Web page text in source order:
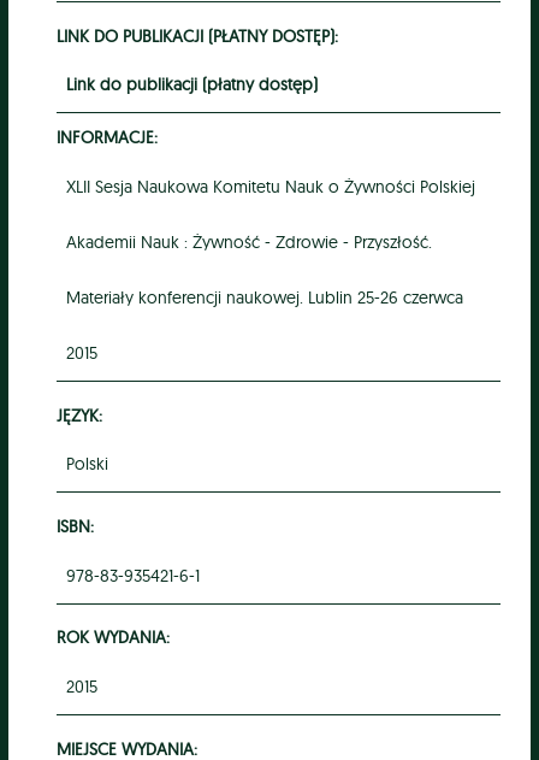
LINK DO PUBLIKACJI (PŁATNY DOSTĘP):
Link do publikacji (płatny dostęp)
INFORMACJE:
XLII Sesja Naukowa Komitetu Nauk o Żywności Polskiej
Akademii Nauk : Żywność - Zdrowie - Przyszłość.
Materiały konferencji naukowej. Lublin 25-26 czerwca
2015
JĘZYK:
Polski
ISBN:
978-83-935421-6-1
ROK WYDANIA:
2015
MIEJSCE WYDANIA: